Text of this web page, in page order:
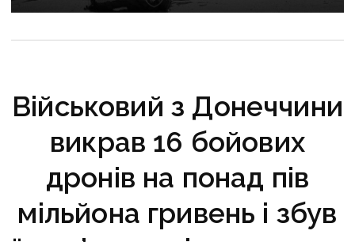
критично зруйнована
Військовий з Донеччини
викрав 16 бойових
дронів на понад пів
мільйона гривень і збув